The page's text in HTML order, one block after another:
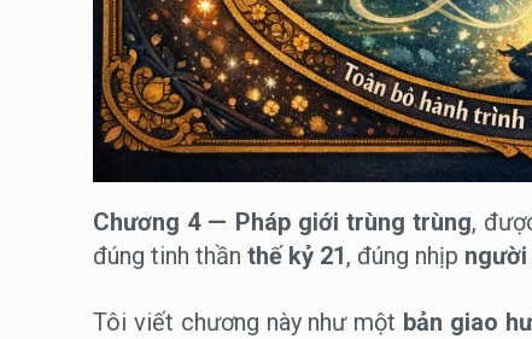
Chương 4 — Pháp giới trùng trùng,
đúng tinh thần thế kỷ 21, đúng nhịp
Tôi viết chương này như một bản giao